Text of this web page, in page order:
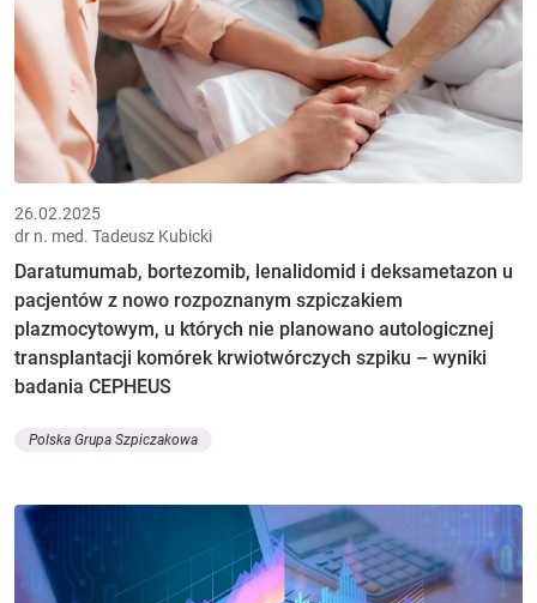
26.02.2025
dr n. med. Tadeusz Kubicki
Daratumumab, bortezomib, lenalidomid i deksametazon u
pacjentów z nowo rozpoznanym szpiczakiem
plazmocytowym, u których nie planowano autologicznej
transplantacji komórek krwiotwórczych szpiku – wyniki
badania CEPHEUS
Polska Grupa Szpiczakowa